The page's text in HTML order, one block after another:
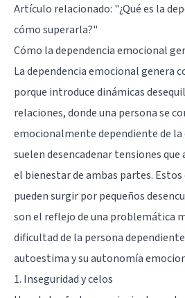
Artículo relacionado: "¿Qué es la
cómo superarla?"
Cómo la dependencia emocional
La dependencia emocional genera
porque introduce dinámicas
relaciones, donde una persona se
emocionalmente dependiente de la
suelen desencadenar tensiones
el bienestar de ambas partes.
pueden surgir por pequeños
son el reflejo de una problemática
dificultad de la persona
autoestima y su autonomía
1. Inseguridad y celos